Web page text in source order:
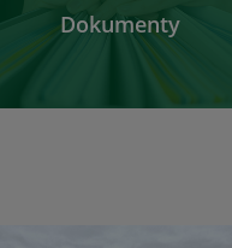
Dokumenty